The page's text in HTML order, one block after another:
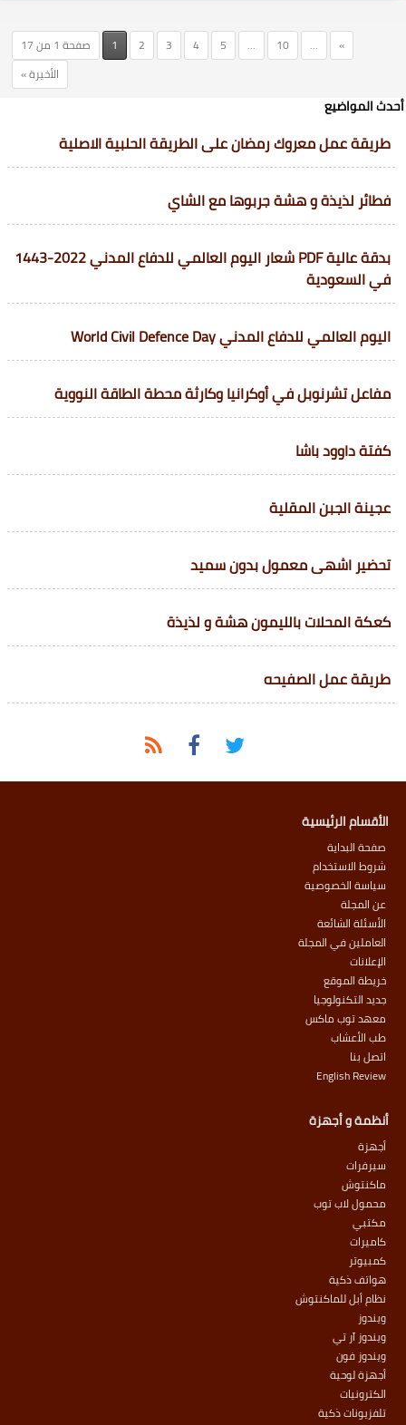
صفحة 1 من 17 1 2 3 4 5 ... 10 ...
»
الأخيرة »
أحدث المواضيع
طريقة عمل معروك رمضان على الطريقة الحلبية الاصلية
فطائر لذيذة و هشة جربوها مع الشاي
بدقة عالية PDF شعار اليوم العالمي للدفاع المدني 2022-1443
في السعودية
اليوم العالمي للدفاع المدني World Civil Defence Day
مفاعل تشرنوبل في أوكرانيا وكارثة محطة الطاقة النووية
كفتة داوود باشا
عجينة الجبن المقلية
تحضير اشهى معمول بدون سميد
كعكة المحلات بالليمون هشة و لذيذة
طريقة عمل الصفيحه
الأقسام الرئيسية
صفحة البداية
شروط الاستخدام
سياسة الخصوصية
عن المجلة
الأسئلة الشائعة
العاملين في المجلة
الإعلانات
خريطة الموقع
جديد التكنولوجيا
معهد توب ماكس
طب الأعشاب
اتصل بنا
English Review
أنظمة و أجهزة
أجهزة
سيرفرات
ماكنتوش
محمول لاب توب
مكتبي
كاميرات
كمبيوتر
هواتف ذكية
نظام أبل للماكنتوش
ويندوز
ويندوز آر تي
ويندوز فون
أجهزة لوحية
الكترونيات
تلفزيونات ذكية